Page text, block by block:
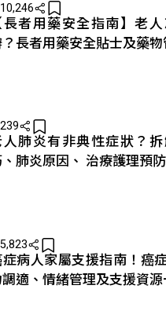
10,246
長者用藥安全指南】老
長者用藥安全貼士及藥物
239
人肺炎有非典性症狀？
肺炎原因、 治療護理預
5,823
症病人家屬支援指南！癌
適、情緒管理及支援資源